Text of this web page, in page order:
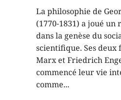
La philosophie de
(1770-1831) a joué
dans la genèse du
scientifique. Ses
Marx et Friedrich
commencé leur vie
comme